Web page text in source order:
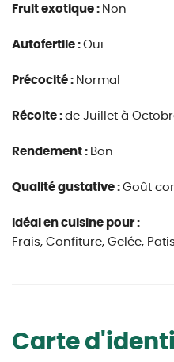
Fruit exotique : Non
Autofertile : Oui
Précocité : Normal
Récolte : de Juillet à
Rendement : Bon
Qualité gustative : Goût
Idéal en cuisine pour :
Frais, Confiture, Gelée,
Carte